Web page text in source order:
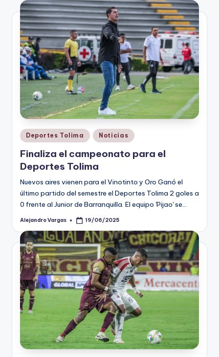
V
n
o
ti
n
t
o
Publicado
en
Deportes Tolima Noticias
Finaliza el campeonato para el
Deportes Tolima
Nuevos aires vienen para el Vinotinto y Oro Ganó el
último partido del semestre el Deportes Tolima 2 goles a
0 frente al Junior de Barranquilla. El equipo 'Pijao' se…
Publicado
Alejandro Vargas 19/06/2025